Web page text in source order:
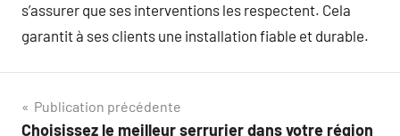
s’assurer que ses interventions les respectent. Cela
garantit à ses clients une installation fiable et durable.
Navigation
Publication précédente
Choisissez le meilleur serrurier dans votre région